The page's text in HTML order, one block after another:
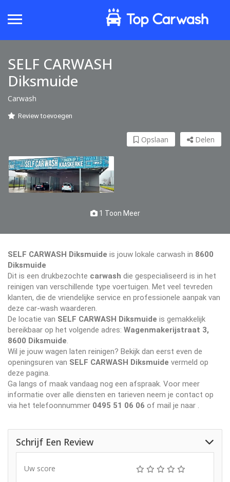
SELF CARWASH
Diksmuide
Carwash
Review toevoegen
Delen
Opslaan
1 Toon Meer
SELF CARWASH Diksmuide is jouw lokale carwash in 8600
Diksmuide
Dit is een drukbezochte carwash die gespecialiseerd is in het
reinigen van verschillende type voertuigen. Met veel tevreden
klanten, die de vriendelijke service en professionele aanpak van
deze car-wash waarderen.
De locatie van SELF CARWASH Diksmuide is gemakkelijk
bereikbaar op het volgende adres: Wagenmakerijstraat 3,
8600 Diksmuide
Wil je jouw wagen laten reinigen? Bekijk dan eerst even de
openingsuren van SELF CARWASH Diksmuide vermeld op
deze pagina.
Ga langs of maak vandaag nog een afspraak. Voor meer
informatie over alle diensten en tarieven neem je contact op
via het telefoonnummer 0495 51 06 06 of mail je naar
Schrijf Een Review
Uw score